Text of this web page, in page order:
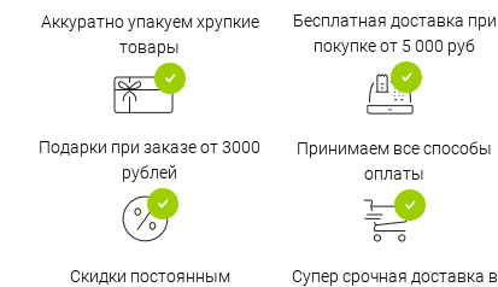
Аккуратно упакуем хрупкие
товары
Бесплатная доставка при
покупке от 5 000 руб
Подарки при заказе от 3000
рублей
Принимаем все способы
оплаты
Скидки постоянным
Супер срочная доставка в